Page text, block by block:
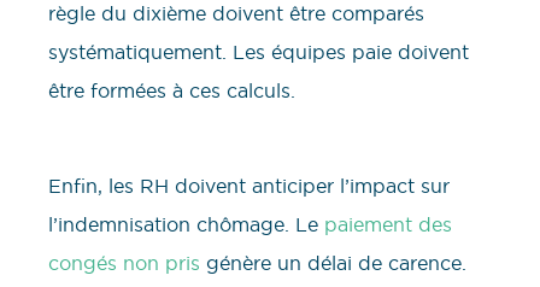
règle du dixième doivent être comparés
systématiquement. Les équipes paie doivent
être formées à ces calculs.
Enfin, les RH doivent anticiper l’impact sur
l’indemnisation chômage. Le paiement des
congés non pris génère un délai de carence.